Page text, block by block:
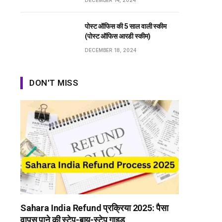
पोस्ट ऑफिस की 5 साल वाली स्कीम
(पोस्ट ऑफिस आरडी स्कीम)
DECEMBER 18, 2024
DON'T MISS
Sahara India Refund प्रक्रिया 2025: पैसा